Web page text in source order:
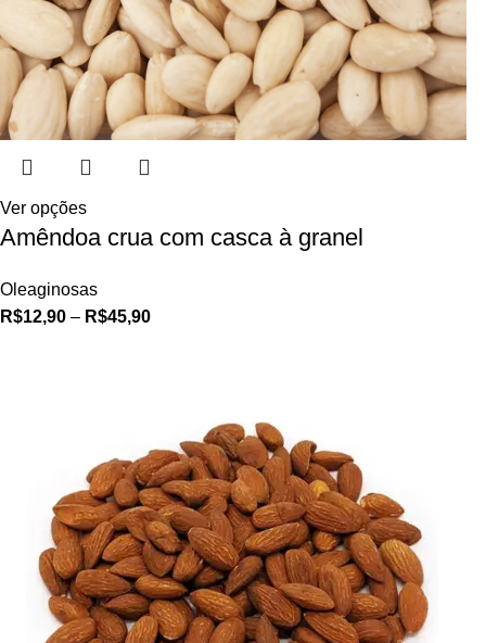
Ver opções
Amêndoa crua com casca à granel
Oleaginosas
R$12,90 – R$45,90